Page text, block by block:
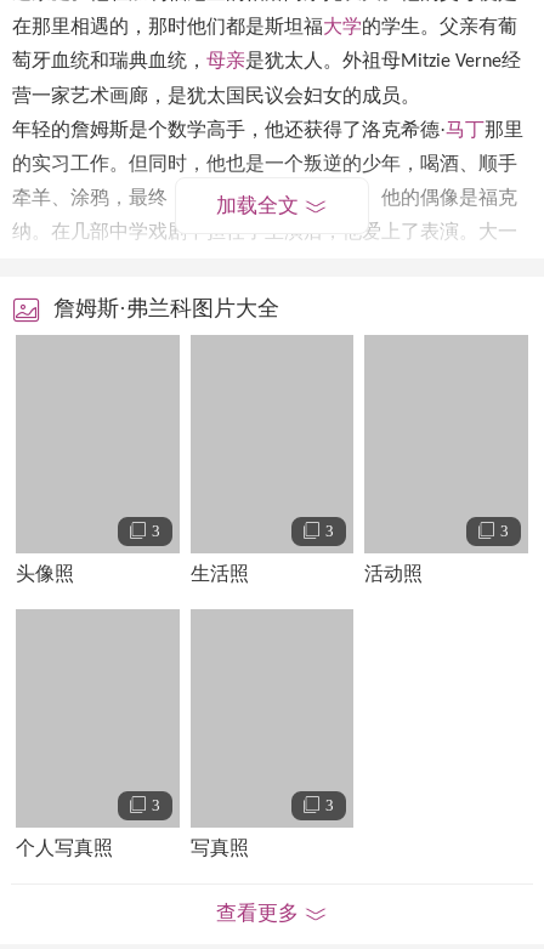
在那里相遇的，那时他们都是斯坦福大学的学生。父亲有葡
萄牙血统和瑞典血统， 母亲是犹太人。外祖母Mitzie Verne经
营一家艺术画廊，是犹太国民议会妇女的成员。
年轻的詹姆斯是个数学高手，他还获得了洛克希德·马丁那里
的实习工作。但同时，他也是一个叛逆的少年，喝酒、顺手
牵羊、涂鸦，最终，他拜倒在艺术的脚下。他的偶像是福克
纳。在几部中学戏剧中担任了主演后，他爱上了表演。大一
学，想把表演当成职业，师从罗伯特·卡内基学习表演 。
演艺经历
年，他作为彼得·帕克最好的朋友参演了《蜘蛛侠》，饰
演哈利·奥斯本一角。其后弗兰科又继续出演了《蜘蛛侠
和《蜘蛛侠3》 。
他注册了加州大学洛衫矶分校的两门函授课程（文学和创意
写作）。两年后，他获得英语学士学位。他写了一篇小说作
约，注册了四所学校的课程：纽约大学的电影摄制、哥伦比
加载全文
詹姆斯·弗兰科图片大全
3
头像照
3
生活照
3
活动照
3
个人写真照
3
写真照
查看更多